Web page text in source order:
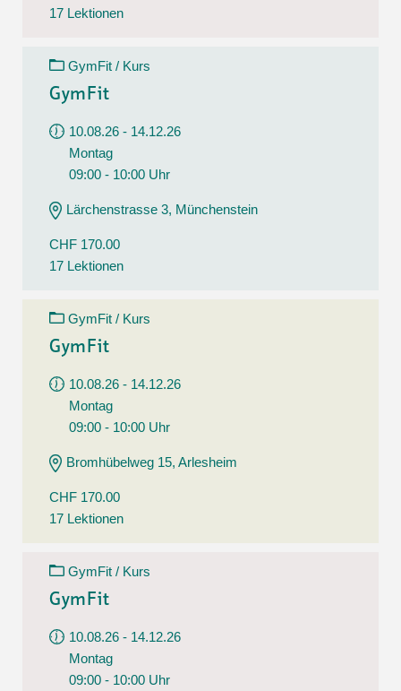
17 Lektionen
GymFit / Kurs
GymFit
10.08.26 - 14.12.26
Montag
09:00 - 10:00 Uhr
Lärchenstrasse 3, Münchenstein
CHF 170.00
17 Lektionen
GymFit / Kurs
GymFit
10.08.26 - 14.12.26
Montag
09:00 - 10:00 Uhr
Bromhübelweg 15, Arlesheim
CHF 170.00
17 Lektionen
GymFit / Kurs
GymFit
10.08.26 - 14.12.26
Montag
09:00 - 10:00 Uhr